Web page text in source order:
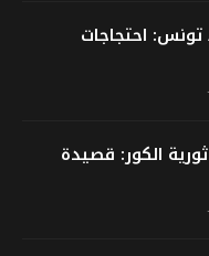
احتجاجات
الكور: قصيدة